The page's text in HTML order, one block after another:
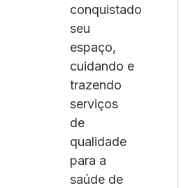
conquistado
seu
espaço,
cuidando e
trazendo
serviços
de
qualidade
para a
saúde de